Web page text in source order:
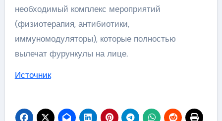
необходимый комплекс мероприятий
(физиотерапия, антибиотики,
иммуномодуляторы), которые полностью
вылечат фурункулы на лице.
Источник